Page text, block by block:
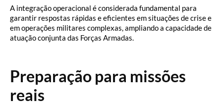
A integração operacional é considerada fundamental para
garantir respostas rápidas e eficientes em situações de crise e
em operações militares complexas, ampliando a capacidade de
atuação conjunta das Forças Armadas.
Preparação para missões
reais